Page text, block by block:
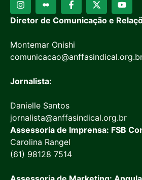
Diretor de Comunicação e
Montemar Onishi
Jornalista:
Danielle Santos
jornalista@anffasindical.org.br
Assessoria de Imprensa: FSB
Carolina Rangel
(61) 98128 7514